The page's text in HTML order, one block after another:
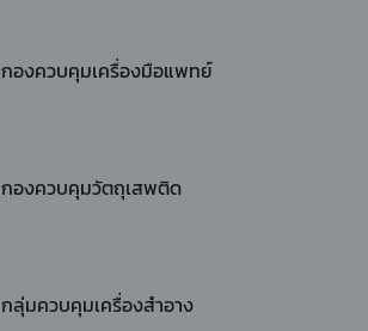
กองควบคุมเครื่องมือแพทย์
กองควบคุมวัตถุเสพติด
กลุ่มควบคุมเครื่องสำอาง